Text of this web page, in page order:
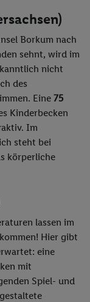
Borkum nach
sehnt, wird im
nicht
des
Eine 75
Kinderbecken
Im
steht bei
körperliche
lassen im
Hier gibt
eine
mit
Spiel- und